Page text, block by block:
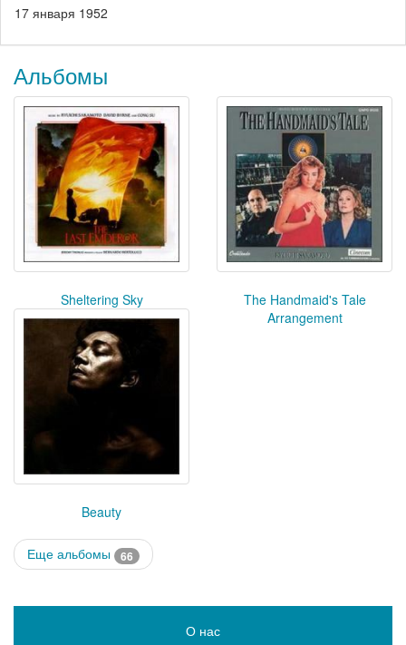
17 января 1952
Альбомы
Sheltering Sky The Handmaid's Tale
Beauty
Arrangement
Еще альбомы 66
О нас